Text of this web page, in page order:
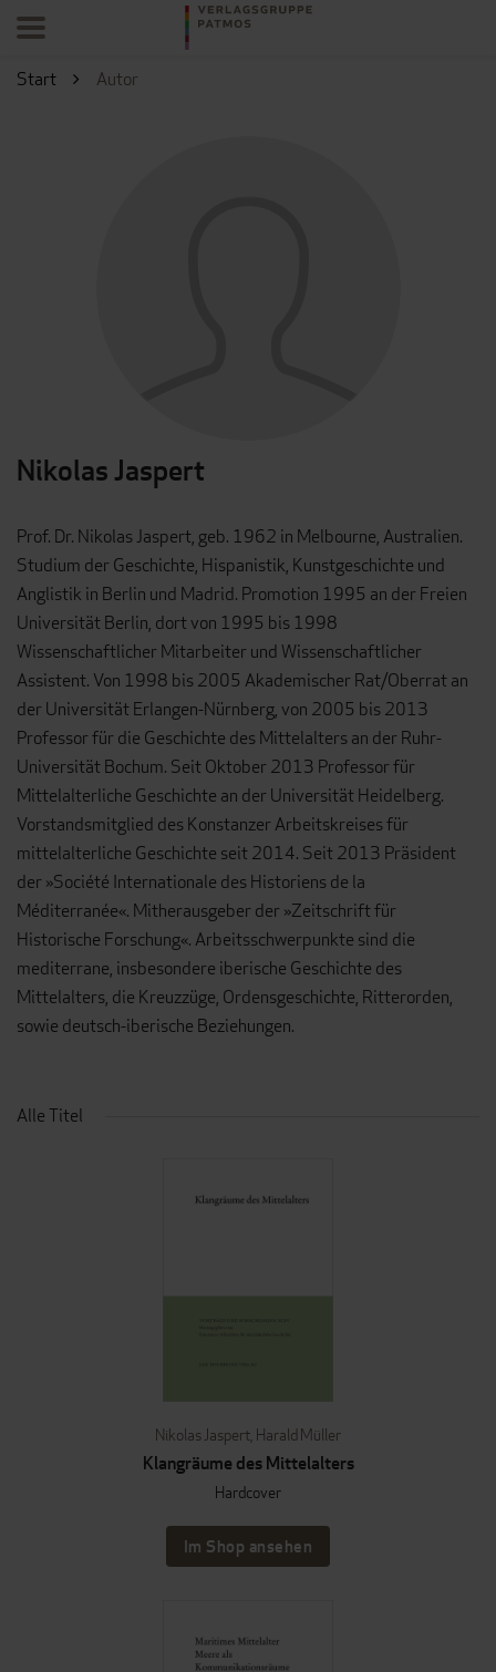
Start Autor
Nikolas Jaspert
Prof. Dr. Nikolas Jaspert, geb. 1962 in Melbourne, Australien.
Studium der Geschichte, Hispanistik, Kunstgeschichte und
Anglistik in Berlin und Madrid. Promotion 1995 an der Freien
Universität Berlin, dort von 1995 bis 1998
Wissenschaftlicher Mitarbeiter und Wissenschaftlicher
Assistent. Von 1998 bis 2005 Akademischer Rat/Oberrat an
der Universität Erlangen-Nürnberg, von 2005 bis 2013
Professor für die Geschichte des Mittelalters an der Ruhr-
Universität Bochum. Seit Oktober 2013 Professor für
Mittelalterliche Geschichte an der Universität Heidelberg.
Vorstandsmitglied des Konstanzer Arbeitskreises für
mittelalterliche Geschichte seit 2014. Seit 2013 Präsident
der »Société Internationale des Historiens de la
Méditerranée«. Mitherausgeber der »Zeitschrift für
Historische Forschung«. Arbeitsschwerpunkte sind die
mediterrane, insbesondere iberische Geschichte des
Mittelalters, die Kreuzzüge, Ordensgeschichte, Ritterorden,
sowie deutsch-iberische Beziehungen.
Alle Titel
Nikolas Jaspert, Harald Müller
Klangräume des Mittelalters
Hardcover
Im Shop ansehen